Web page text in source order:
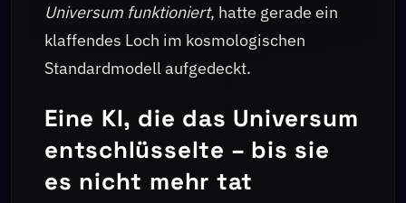
Universum funktioniert, hatte gerade ein
klaffendes Loch im kosmologischen
Standardmodell aufgedeckt.
Eine KI, die das Universum
entschlüsselte – bis sie
es nicht mehr tat